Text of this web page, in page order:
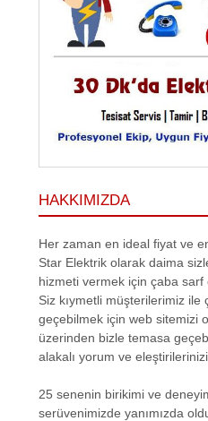
HAKKIMIZDA
Her zaman en ideal fiyat ve
Star Elektrik olarak daima
hizmeti vermek için çaba sarf
Siz kıymetli müşterilerimiz ile
geçebilmek için web sitemizi
üzerinden bizle temasa
alakalı yorum ve
25 senenin birikimi ve
serüvenimizde yanımızda